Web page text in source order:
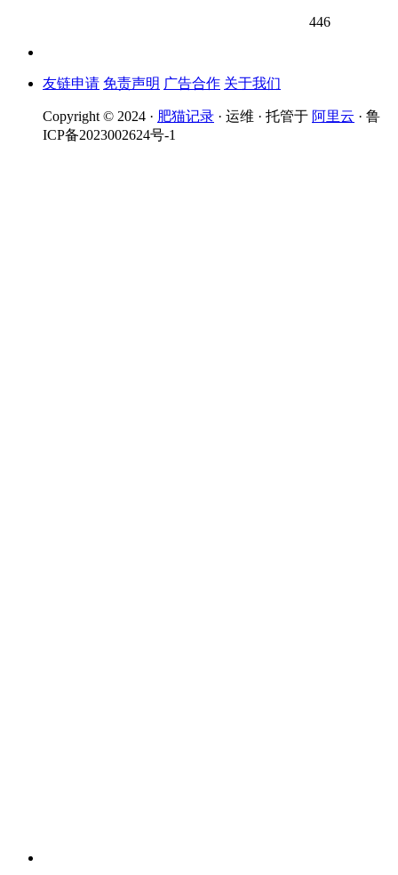
446
友链申请 免责声明 广告合作 关于我们
Copyright © 2024 · 肥猫记录 · 运维 · 托管于 阿里云 · 鲁
ICP备2023002624号-1